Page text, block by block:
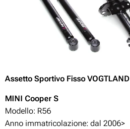
Assetto Sportivo Fisso VOGTLAND
MINI Cooper S
Modello: R56
Anno immatricolazione: dal 2006>